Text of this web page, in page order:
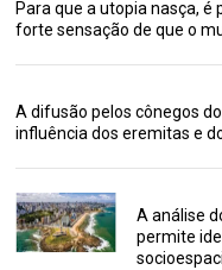
Para que a utopia nasça, é
forte sensação de que o
A difusão pelos cônegos
influência dos eremitas e
A análise
permite